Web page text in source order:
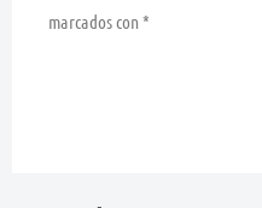
marcados con *